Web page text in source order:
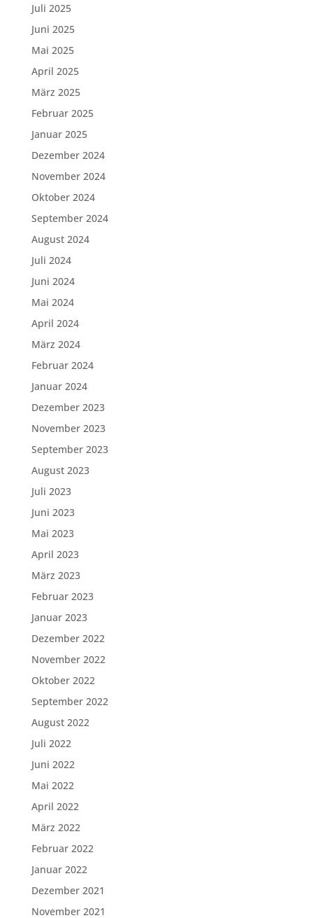
Juli 2025
Juni 2025
Mai 2025
April 2025
März 2025
Februar 2025
Januar 2025
Dezember 2024
November 2024
Oktober 2024
September 2024
August 2024
Juli 2024
Juni 2024
Mai 2024
April 2024
März 2024
Februar 2024
Januar 2024
Dezember 2023
November 2023
September 2023
August 2023
Juli 2023
Juni 2023
Mai 2023
April 2023
März 2023
Februar 2023
Januar 2023
Dezember 2022
November 2022
Oktober 2022
September 2022
August 2022
Juli 2022
Juni 2022
Mai 2022
April 2022
März 2022
Februar 2022
Januar 2022
Dezember 2021
November 2021